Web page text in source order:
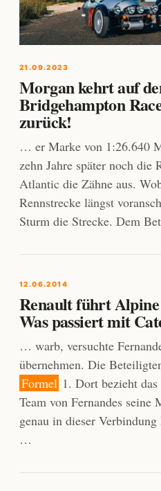
21.09.2023
Morgan kehrt auf
Bridgehampton
zurück!
… er Marke von 1:26.640
zehn Jahre später noch die
Atlantic die Zähne aus.
Rennstrecke längst
Sturm die Strecke. Dem
12.06.2014
Renault führt
Was passiert mit
… warb, versuchte
übernehmen. Die
Formel 1. Dort bezieht
Team von Fernandes
genau in dieser
…